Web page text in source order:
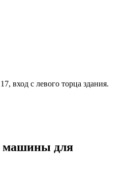
вход с левого торца здания.
машины для